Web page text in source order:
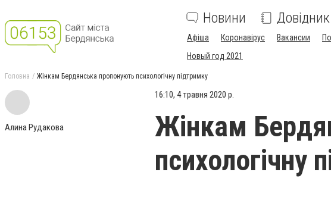
Новини Довідник
Афіша Коронавірус Вакансии
Новый год 2021
Головна Жінкам Бердянська пропонують психологічну підтримку
Алина Рудакова
16:10, 4 травня 2020 р.
Жінкам
психологічну